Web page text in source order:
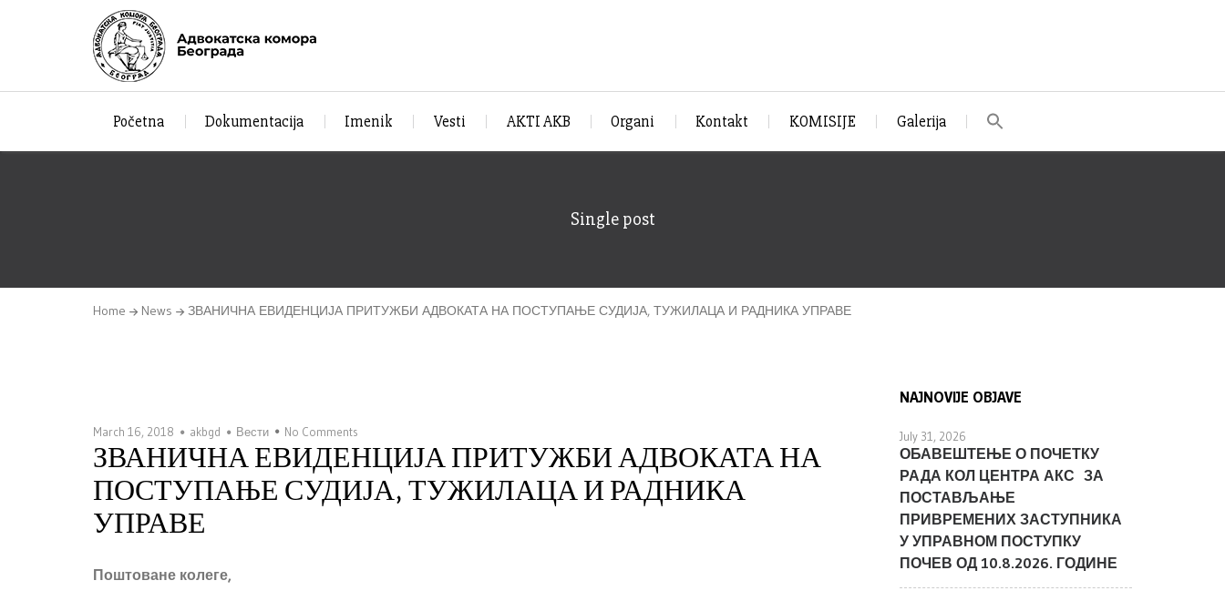
Početna Dokumentacija Imenik Vesti AKTI AKB Organi Kontakt KOMISIJE Galerija
Single post
Home News ЗВАНИЧНА ЕВИДЕНЦИЈА ПРИТУЖБИ АДВОКАТА НА ПОСТУПАЊЕ СУДИЈА, ТУЖИЛАЦА И РАДНИКА УПРАВЕ
March 16, 2018 akbgd Вести No Comments
ЗВАНИЧНА ЕВИДЕНЦИЈА ПРИТУЖБИ АДВОКАТА НА
ПОСТУПАЊЕ СУДИЈА, ТУЖИЛАЦА И РАДНИКА
УПРАВЕ
Поштоване колеге,
NAJNOVIJE OBJAVE
July 31, 2026
ОБАВЕШТЕЊЕ О ПОЧЕТКУ
РАДА КОЛ ЦЕНТРА АКС ЗА
ПОСТАВЉАЊЕ
ПРИВРЕМЕНИХ ЗАСТУПНИКА
У УПРАВНОМ ПОСТУПКУ
ПОЧЕВ ОД 10.8.2026. ГОДИНЕ